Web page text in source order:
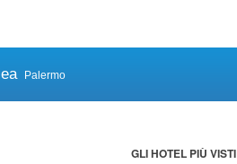
Palermo
GLI HOTEL PIÙ VISTI